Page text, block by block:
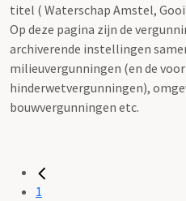
titel ( Waterschap Amstel, Gooi
Op deze pagina zijn de
archiverende instellingen
milieuvergunningen (en de
hinderwetvergunningen),
bouwvergunningen etc.
1